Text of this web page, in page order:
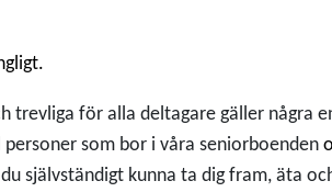
trevliga för alla deltagare gäller några
som bor i våra seniorboenden
självständigt kunna ta dig fram, äta